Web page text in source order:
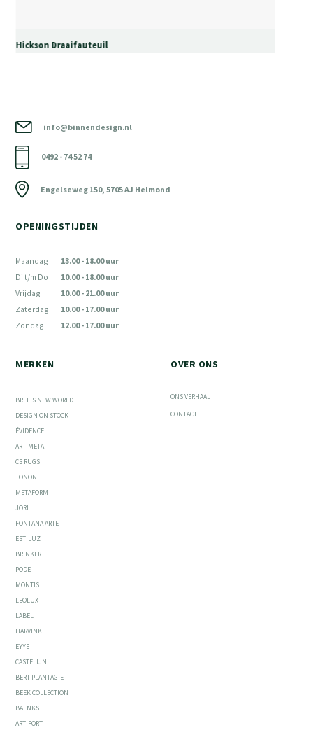
Hickson Draaifauteuil
info@binnendesign.nl
0492 - 74 52 74
Engelseweg 150, 5705 AJ Helmond
OPENINGSTIJDEN
Maandag
Di t/m Do
Vrijdag
Zaterdag
Zondag
13.00 - 18.00 uur
10.00 - 18.00 uur
10.00 - 21.00 uur
10.00 - 17.00 uur
12.00 - 17.00 uur
MERKEN
BREE'S NEW WORLD
DESIGN ON STOCK
ÉVIDENCE
ARTIMETA
CS RUGS
TONONE
METAFORM
JORI
FONTANA ARTE
ESTILUZ
BRINKER
PODE
MONTIS
LEOLUX
LABEL
HARVINK
EYYE
CASTELIJN
BERT PLANTAGIE
BEEK COLLECTION
BAENKS
ARTIFORT
OVER ONS
ONS VERHAAL
CONTACT